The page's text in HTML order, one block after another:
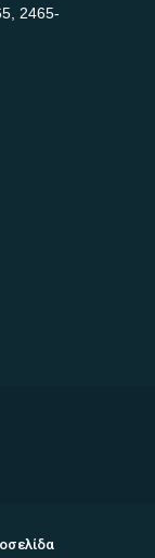
, 2465-